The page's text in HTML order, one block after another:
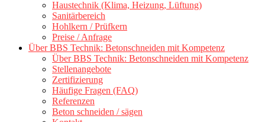
Haustechnik (Klima, Heizung, Lüftung)
Sanitärbereich
Hohlkern / Prüfkern
Preise / Anfrage
Über BBS Technik: Betonschneiden mit Kompetenz
Über BBS Technik: Betonschneiden mit Kompetenz
Stellenangebote
Zertifizierung
Häufige Fragen (FAQ)
Referenzen
Beton schneiden / sägen